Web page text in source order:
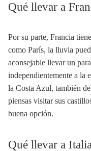
Qué llevar a
Por su parte, Francia
como París, la lluvia
aconsejable llevar un
independientemente a la
la Costa Azul, también
piensas visitar sus
buena opción.
Qué llevar a